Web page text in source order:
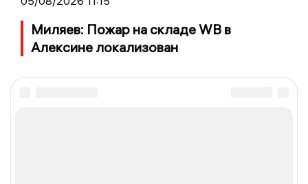
Миляев: Пожар на складе WB в
Алексине локализован